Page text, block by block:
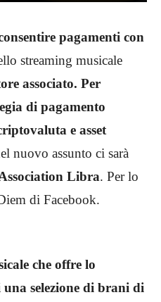
pagamenti con
streaming musicale
associato. Per
di pagamento
e asset
nuovo assunto ci sarà
Libra. Per lo
di Facebook.
che offre lo
selezione di brani di